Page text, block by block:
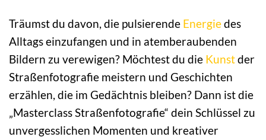
Träumst du davon, die pulsierende Energiedes
Alltags einzufangen und in atemberaubenden
Bildern zu verewigen? Möchtest du die Kunstder
Straßenfotografie meistern und Geschichten
erzählen, die im Gedächtnis bleiben? Dann ist die
„Masterclass Straßenfotografie“ dein Schlüssel zu
unvergesslichen Momenten und kreativer